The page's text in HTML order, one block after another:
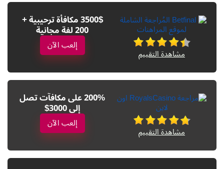
3500$ مكافأة ترحيبية +
200 لفة مجانية
مشاهدة التقييم
إلعب الآن
200% على مكافآت تصل
إلى 3000$
مشاهدة التقييم
إلعب الآن